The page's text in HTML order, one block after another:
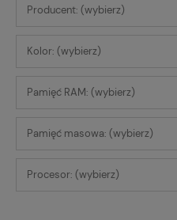
Producent: (wybierz)
Kolor: (wybierz)
Pamięć RAM: (wybierz)
Pamięć masowa: (wybierz)
Procesor: (wybierz)